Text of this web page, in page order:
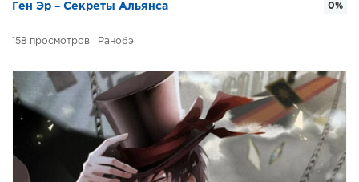
Ген Эр – Секреты Альянса
158 Ранобэ
0%